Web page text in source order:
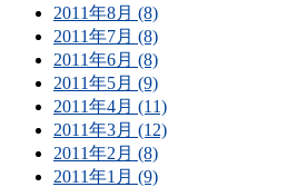
2011年8月 (8)
2011年7月 (8)
2011年6月 (8)
2011年5月 (9)
2011年4月 (11)
2011年3月 (12)
2011年2月 (8)
2011年1月 (9)